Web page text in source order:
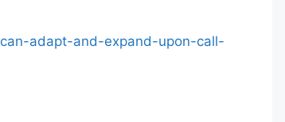
adapt-and-expand-upon-call-